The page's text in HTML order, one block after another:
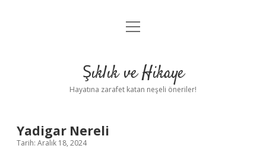
Anasayfa
Yasal Uyarı
menüyü
Şıklık ve Hikaye
Hayatına zarafet katan neşeli öneriler!
Yadigar Nereli
Tarih: Aralık 18, 2024